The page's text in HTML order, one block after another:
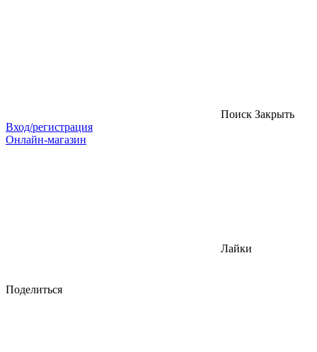
Поиск Закрыть
Вход/регистрация
Онлайн-магазин
Лайки
Поделиться